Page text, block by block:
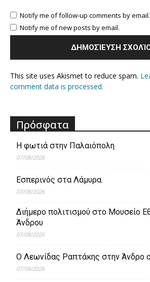
Notify me of follow-up comments by email.
Notify me of new posts by email.
This site uses Akismet to reduce spam.
comment data is processed.
Πρόσφατα
Η φωτιά στην Παλαιόπολη
07/08/2026
Εσπερινός στα Λάμυρα.
07/08/2026
Διήμερο πολιτισμού στο Μουσείο
Άνδρου
07/08/2026
Ο Λεωνίδας Ραπτάκης στην Άνδρο
07/08/2026